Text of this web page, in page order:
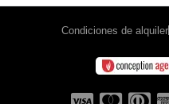
Condiciones de alquiler